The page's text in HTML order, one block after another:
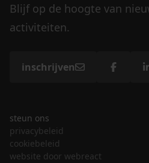
Blijf op de hoogte van
activiteiten.
inschrijven
steun ons
privacybeleid
cookiebeleid
website door webreact